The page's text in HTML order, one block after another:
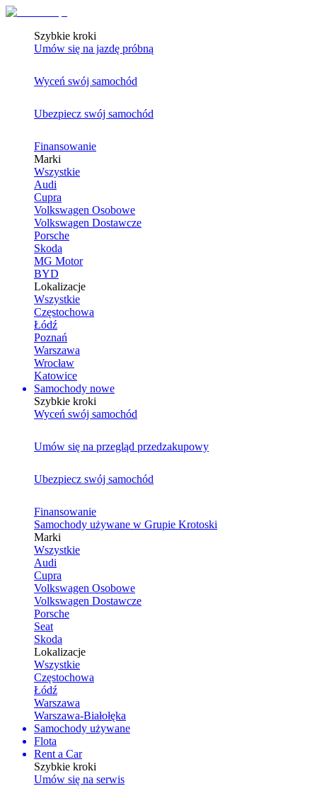
Szybkie kroki
Umów się na jazdę próbną
Wyceń swój samochód
Ubezpiecz swój samochód
Finansowanie
Marki
Wszystkie
Audi
Cupra
Volkswagen Osobowe
Volkswagen Dostawcze
Porsche
Skoda
MG Motor
BYD
Lokalizacje
Wszystkie
Częstochowa
Łódź
Poznań
Warszawa
Wrocław
Katowice
Samochody nowe
Szybkie kroki
Wyceń swój samochód
Umów się na przegląd przedzakupowy
Ubezpiecz swój samochód
Finansowanie
Samochody używane w Grupie Krotoski
Marki
Wszystkie
Audi
Cupra
Volkswagen Osobowe
Volkswagen Dostawcze
Porsche
Seat
Skoda
Lokalizacje
Wszystkie
Częstochowa
Łódź
Warszawa
Warszawa-Białołęka
Samochody używane
Flota
Rent a Car
Szybkie kroki
Umów się na serwis